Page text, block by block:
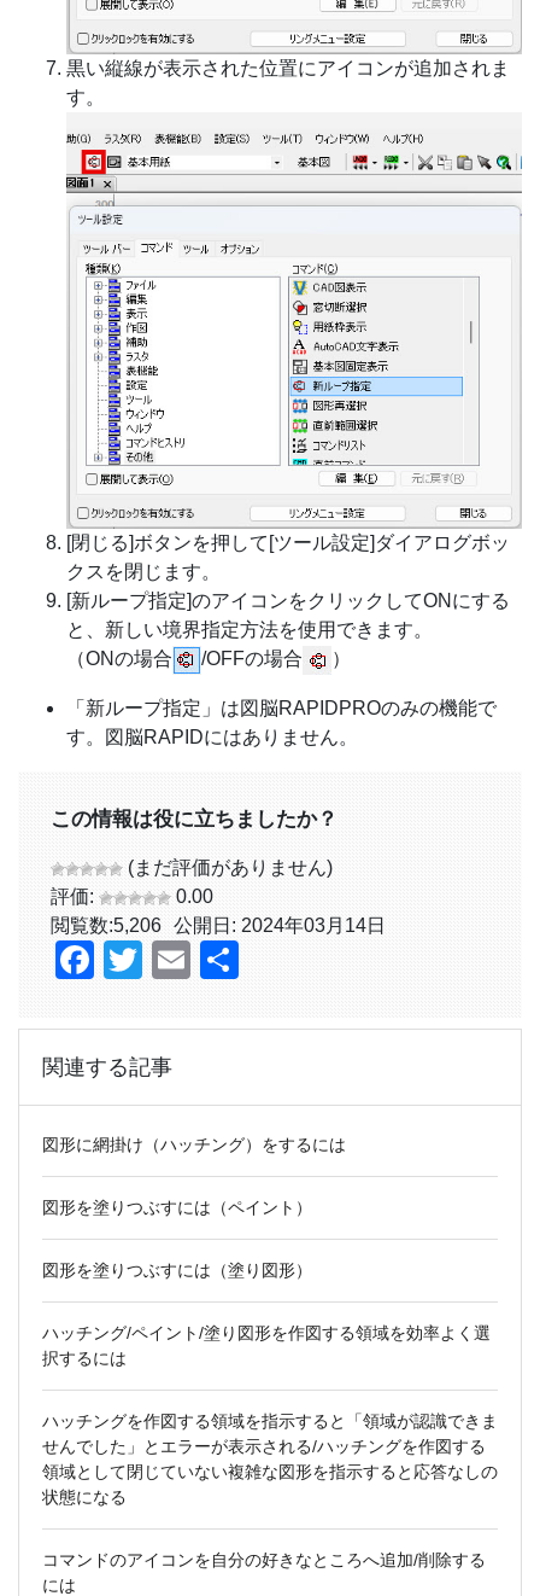
黒い縦線が表示された位置にアイコンが追加されま
す。
[閉じる]ボタンを押して[ツール設定]ダイアログボッ
クスを閉じます。
[新ループ指定]のアイコンをクリックしてONにする
と、新しい境界指定方法を使用できます。
（ONの場合
/OFFの場合 ）
「新ループ指定」は図脳RAPIDPROのみの機能で
す。図脳RAPIDにはありません。
この情報は役に立ちましたか？
(まだ評価がありません)
評価:
0.00
閲覧数:5,206 公開日: 2024年03月14日
Facebook
TwitterEmail
関連する記事
図形に網掛け（ハッチング）をするには
図形を塗りつぶすには（ペイント）
図形を塗りつぶすには（塗り図形）
ハッチング/ペイント/塗り図形を作図する領域を効率よく選
択するには
ハッチングを作図する領域を指示すると「領域が認識できま
せんでした」とエラーが表示される/ハッチングを作図する
領域として閉じていない複雑な図形を指示すると応答なしの
状態になる
コマンドのアイコンを自分の好きなところへ追加/削除する
には